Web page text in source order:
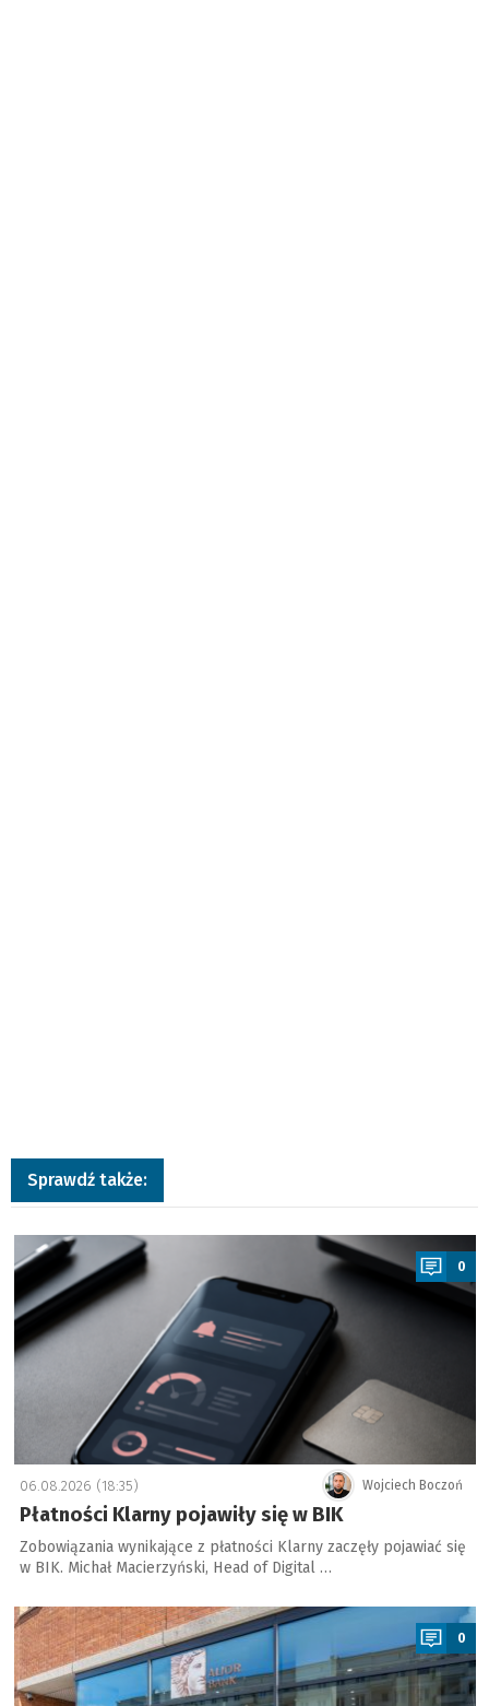
Sprawdź także:
a
0
Wojciech Boczoń
06.08.2026 (18:35)
Płatności Klarny pojawiły się w BIK
Zobowiązania wynikające z płatności Klarny zaczęły pojawiać się
w BIK. Michał Macierzyński, Head of Digital …
a
0